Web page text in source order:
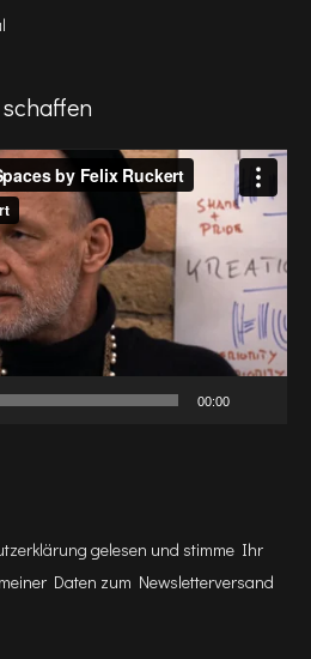
00:00
gelesen und stimme Ihr
Daten zum Newsletterversand